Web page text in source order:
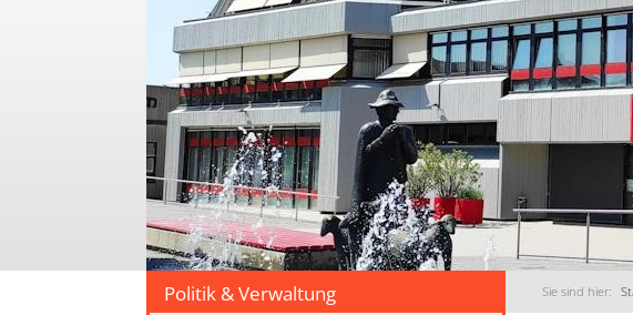
Politik & Verwaltung Sie sind hier: